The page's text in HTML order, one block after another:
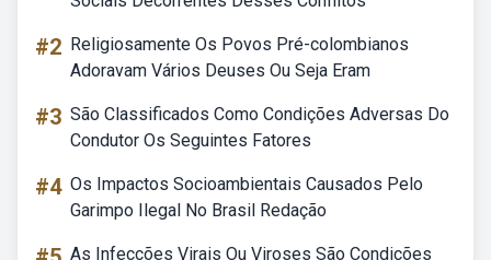
#2 Religiosamente Os Povos Pré-colombianos
Adoravam Vários Deuses Ou Seja Eram
#3 São Classificados Como Condições Adversas Do
Condutor Os Seguintes Fatores
#4 Os Impactos Socioambientais Causados Pelo
Garimpo Ilegal No Brasil Redação
As Infecções Virais Ou Viroses São Condições